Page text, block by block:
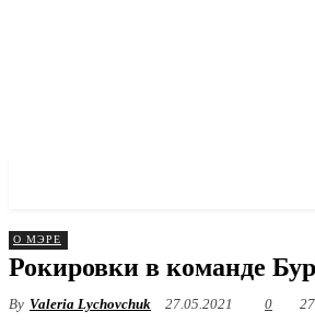
О МЭРЕ
Рокировки в команде
By Valeria Lychovchuk 27.05.2021 0 27